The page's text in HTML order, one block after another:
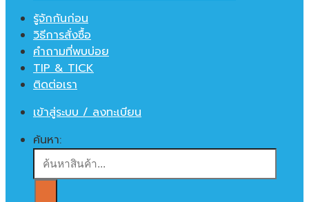
รู้จักกันก่อน
วิธีการสั่งซื้อ
คำถามที่พบบ่อย
TIP & TICK
ติดต่อเรา
เข้าสู่ระบบ / ลงทะเบียน
ค้นหา: